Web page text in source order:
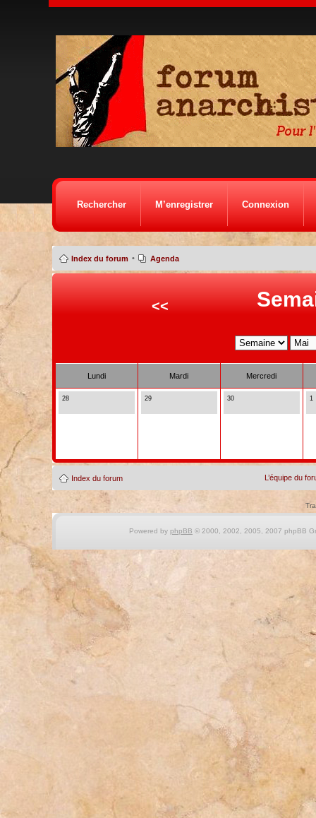
Rechercher M’enregistrer Connexion
Index du forum • Agenda
<<
Lundi Mardi Mercredi
28 29 30 1
Index du forum L’équipe du
Powered by phpBB © 2000, 2002, 2005, 2007 phpBB